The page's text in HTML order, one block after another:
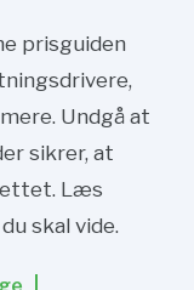
prisguiden
Undgå at
sikrer, at
Læs
skal vide.